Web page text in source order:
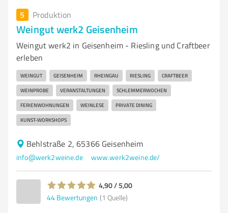
5 Produktion
Weingut werk2 Geisenheim
Weingut werk2 in Geisenheim - Riesling und Craftbeer
erleben
WEINGUT GEISENHEIM RHEINGAU RIESLING CRAFTBEER
WEINPROBE VERANSTALTUNGEN SCHLEMMERWOCHEN
FERIENWOHNUNGEN WEINLESE PRIVATE DINING
KUNST-WORKSHOPS
Behlstraße 2, 65366 Geisenheim
info@werk2weine.de www.werk2weine.de/
4,90 / 5,00
44 Bewertungen (1 Quelle)